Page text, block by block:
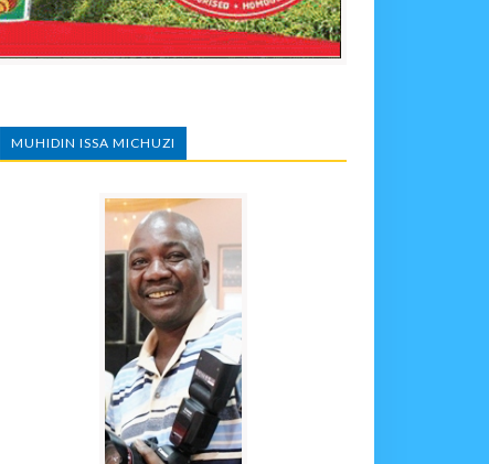
MUHIDIN ISSA MICHUZI